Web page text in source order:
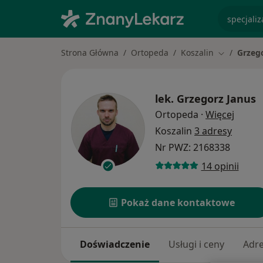
Strona Główna Ortopeda Koszalin Zmień
lek. Grzegorz Janus
Ortopeda · Więcej
Koszalin 3 adresy
Nr PWZ: 2168338
14 opinii
Pokaż dane kontaktowe
Doświadczenie Usługi i ceny